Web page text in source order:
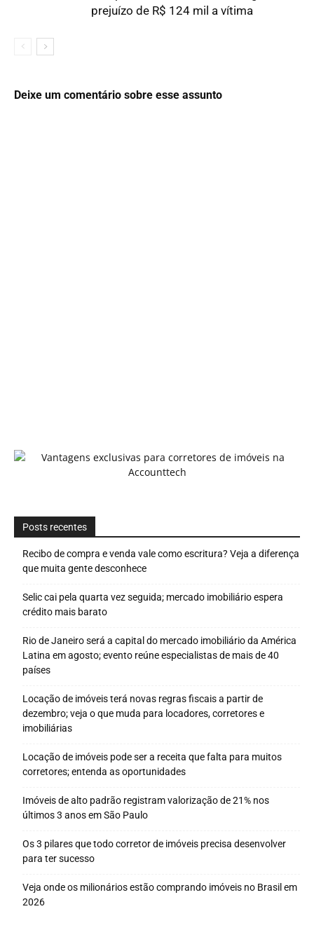
prejuízo de R$ 124 mil a vítima
Deixe um comentário sobre esse assunto
Posts recentes
Recibo de compra e venda vale como escritura? Veja a diferença
que muita gente desconhece
Selic cai pela quarta vez seguida; mercado imobiliário espera
crédito mais barato
Rio de Janeiro será a capital do mercado imobiliário da América
Latina em agosto; evento reúne especialistas de mais de 40
países
Locação de imóveis terá novas regras fiscais a partir de
dezembro; veja o que muda para locadores, corretores e
imobiliárias
Locação de imóveis pode ser a receita que falta para muitos
corretores; entenda as oportunidades
Imóveis de alto padrão registram valorização de 21% nos
últimos 3 anos em São Paulo
Os 3 pilares que todo corretor de imóveis precisa desenvolver
para ter sucesso
Veja onde os milionários estão comprando imóveis no Brasil em
2026